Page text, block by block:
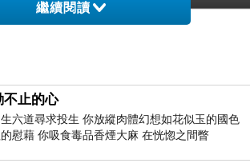
譯啦ＱＱ
這附近玩的，不妨可以看看喔！
繼續閱讀
不止的心
六道尋求投生 你放縱肉體幻想如花似玉的國色
慰藉 你吸食毒品香煙大麻 在恍惚之間瞥